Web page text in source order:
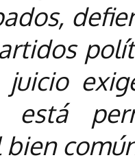
está